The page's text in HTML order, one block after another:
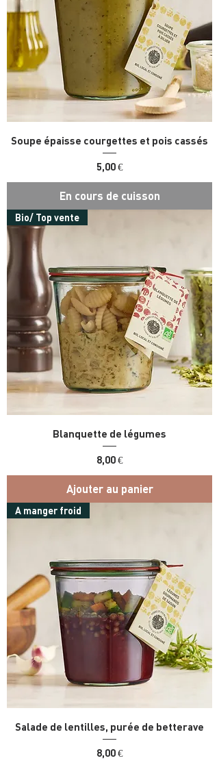
Soupe épaisse courgettes et pois cassés
Prix
5,00 €
En cours de cuisson
Bio/ Top vente
Blanquette de légumes
Prix
8,00 €
Ajouter au panier
A manger froid
Salade de lentilles, purée de betterave
Prix
8,00 €